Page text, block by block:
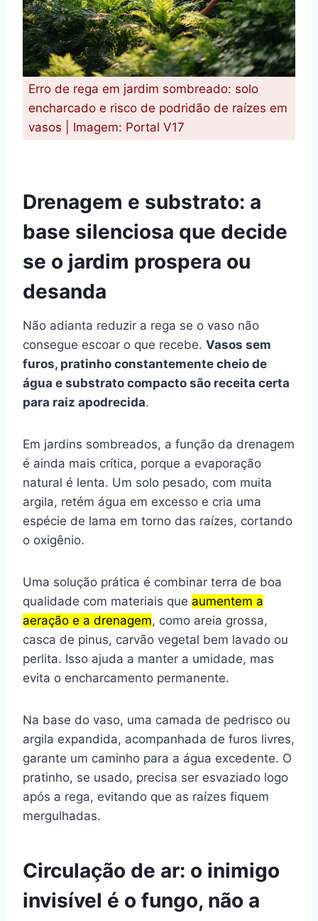
Erro de rega em jardim sombreado: solo
encharcado e risco de podridão de raízes em
vasos | Imagem: Portal V17
Drenagem e substrato: a
base silenciosa que decide
se o jardim prospera ou
desanda
Não adianta reduzir a rega se o vaso não
consegue escoar o que recebe. Vasos sem
furos, pratinho constantemente cheio de
água e substrato compacto são receita certa
para raiz apodrecida.
Em jardins sombreados, a função da drenagem
é ainda mais crítica, porque a evaporação
natural é lenta. Um solo pesado, com muita
argila, retém água em excesso e cria uma
espécie de lama em torno das raízes, cortando
o oxigênio.
Uma solução prática é combinar terra de boa
qualidade com materiais que aumentem a
aeração e a drenagem, como areia grossa,
casca de pinus, carvão vegetal bem lavado ou
perlita. Isso ajuda a manter a umidade, mas
evita o encharcamento permanente.
Na base do vaso, uma camada de pedrisco ou
argila expandida, acompanhada de furos livres,
garante um caminho para a água excedente. O
pratinho, se usado, precisa ser esvaziado logo
após a rega, evitando que as raízes fiquem
mergulhadas.
Circulação de ar: o inimigo
invisível é o fungo, não a